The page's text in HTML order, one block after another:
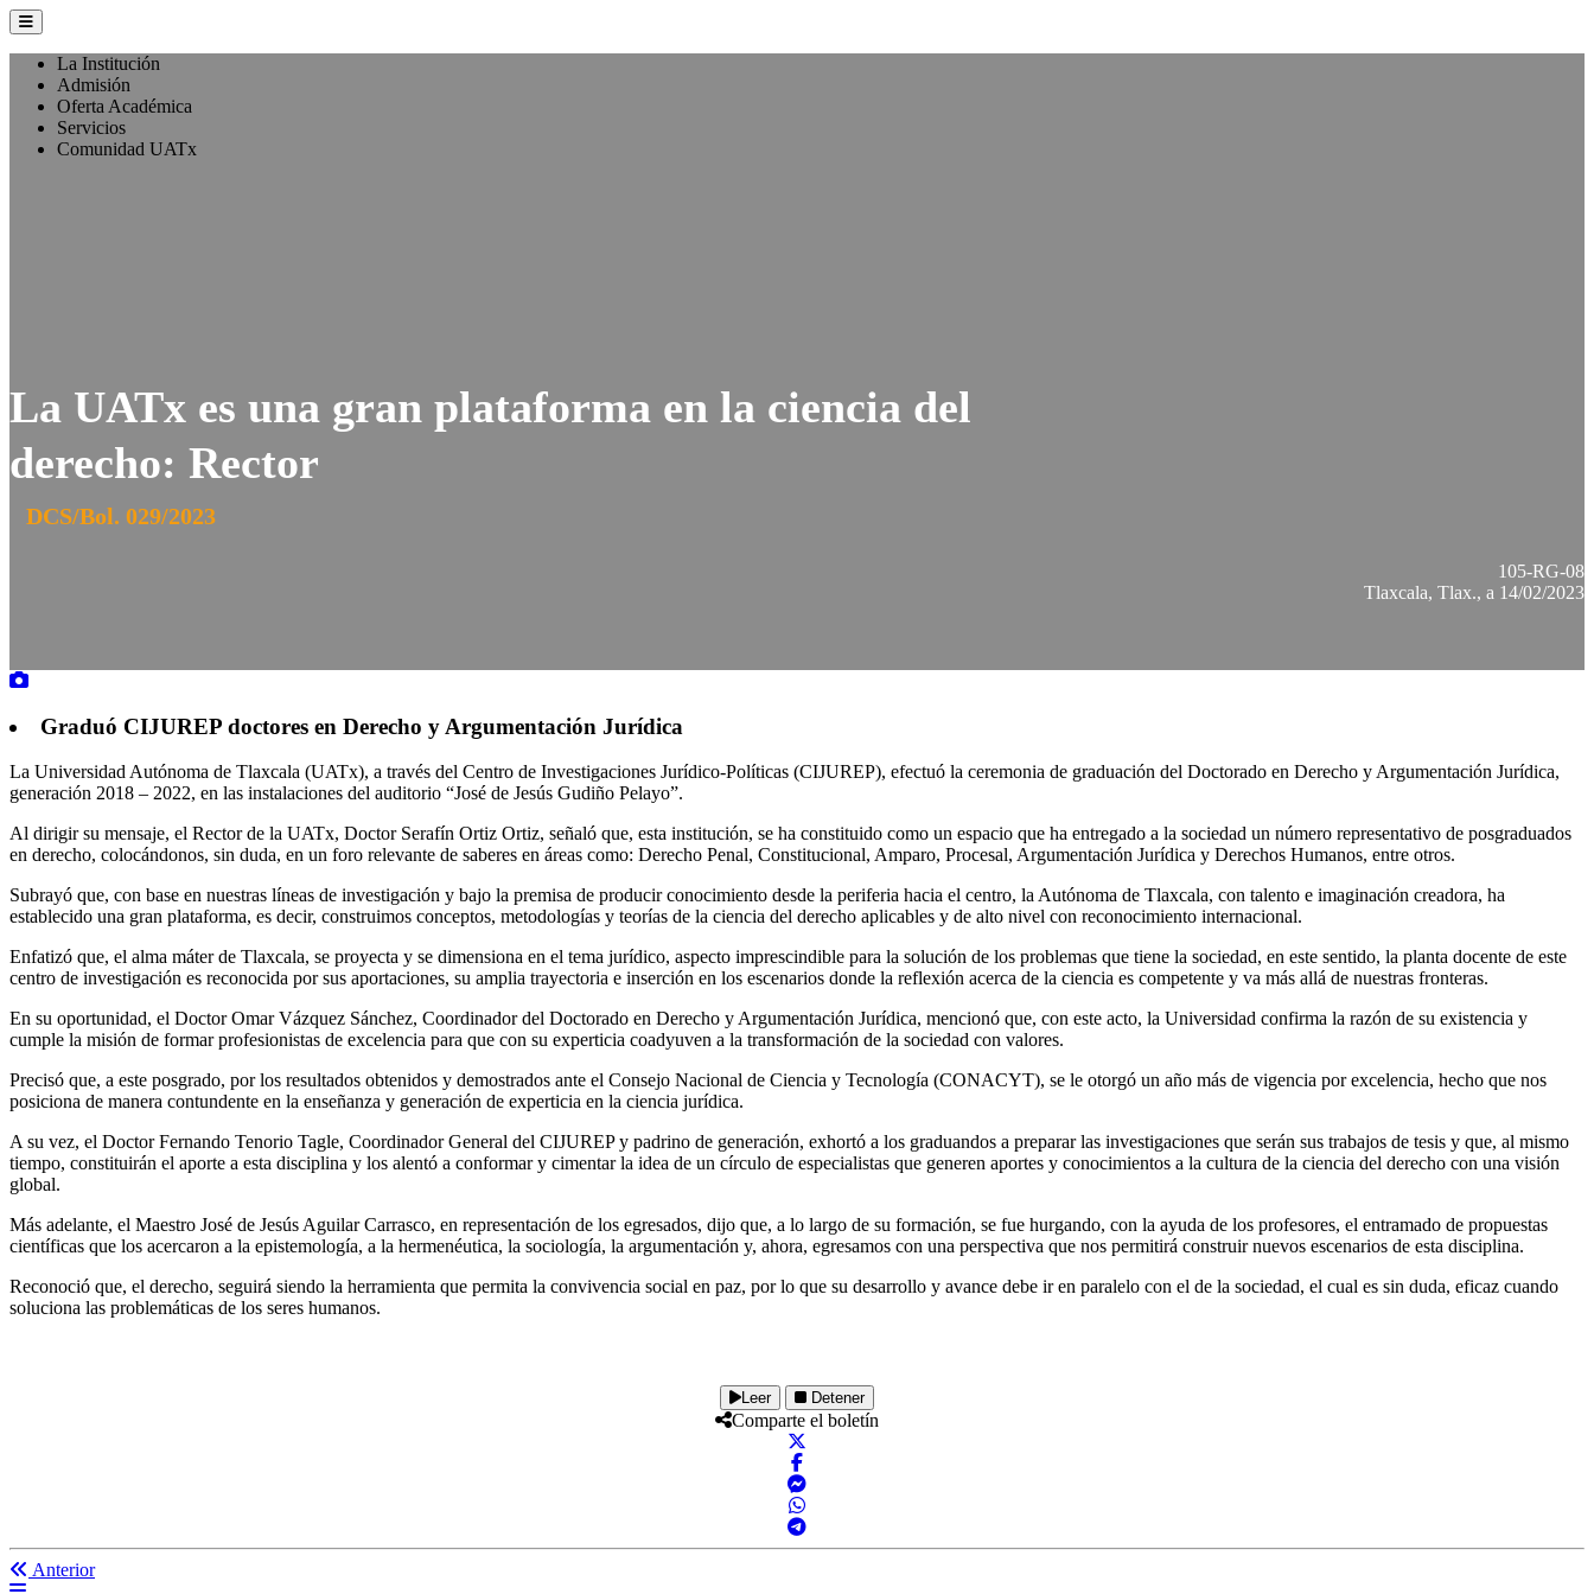
La Institución
Admisión
Oferta Académica
Servicios
Comunidad UATx
La UATx es una gran plataforma en la ciencia del
derecho: Rector
DCS/Bol. 029/2023
105-RG-08
Tlaxcala, Tlax., a 14/02/2023
Graduó CIJUREP doctores en Derecho y Argumentación Jurídica
La Universidad Autónoma de Tlaxcala (UATx), a través del Centro de Investigaciones Jurídico-Políticas (CIJUREP), efectuó la ceremonia de graduación del Doctorado en Derecho y Argumentación Jurídica,
generación 2018 – 2022, en las instalaciones del auditorio “José de Jesús Gudiño Pelayo”.
Al dirigir su mensaje, el Rector de la UATx, Doctor Serafín Ortiz Ortiz, señaló que, esta institución, se ha constituido como un espacio que ha entregado a la sociedad un número representativo de posgraduados
en derecho, colocándonos, sin duda, en un foro relevante de saberes en áreas como: Derecho Penal, Constitucional, Amparo, Procesal, Argumentación Jurídica y Derechos Humanos, entre otros.
Subrayó que, con base en nuestras líneas de investigación y bajo la premisa de producir conocimiento desde la periferia hacia el centro, la Autónoma de Tlaxcala, con talento e imaginación creadora, ha
establecido una gran plataforma, es decir, construimos conceptos, metodologías y teorías de la ciencia del derecho aplicables y de alto nivel con reconocimiento internacional.
Enfatizó que, el alma máter de Tlaxcala, se proyecta y se dimensiona en el tema jurídico, aspecto imprescindible para la solución de los problemas que tiene la sociedad, en este sentido, la planta docente de este
centro de investigación es reconocida por sus aportaciones, su amplia trayectoria e inserción en los escenarios donde la reflexión acerca de la ciencia es competente y va más allá de nuestras fronteras.
En su oportunidad, el Doctor Omar Vázquez Sánchez, Coordinador del Doctorado en Derecho y Argumentación Jurídica, mencionó que, con este acto, la Universidad confirma la razón de su existencia y
cumple la misión de formar profesionistas de excelencia para que con su experticia coadyuven a la transformación de la sociedad con valores.
Precisó que, a este posgrado, por los resultados obtenidos y demostrados ante el Consejo Nacional de Ciencia y Tecnología (CONACYT), se le otorgó un año más de vigencia por excelencia, hecho que nos
posiciona de manera contundente en la enseñanza y generación de experticia en la ciencia jurídica.
A su vez, el Doctor Fernando Tenorio Tagle, Coordinador General del CIJUREP y padrino de generación, exhortó a los graduandos a preparar las investigaciones que serán sus trabajos de tesis y que, al mismo
tiempo, constituirán el aporte a esta disciplina y los alentó a conformar y cimentar la idea de un círculo de especialistas que generen aportes y conocimientos a la cultura de la ciencia del derecho con una visión
global.
Más adelante, el Maestro José de Jesús Aguilar Carrasco, en representación de los egresados, dijo que, a lo largo de su formación, se fue hurgando, con la ayuda de los profesores, el entramado de propuestas
científicas que los acercaron a la epistemología, a la hermenéutica, la sociología, la argumentación y, ahora, egresamos con una perspectiva que nos permitirá construir nuevos escenarios de esta disciplina.
Reconoció que, el derecho, seguirá siendo la herramienta que permita la convivencia social en paz, por lo que su desarrollo y avance debe ir en paralelo con el de la sociedad, el cual es sin duda, eficaz cuando
soluciona las problemáticas de los seres humanos.
Leer Detener
Comparte el boletín
Anterior